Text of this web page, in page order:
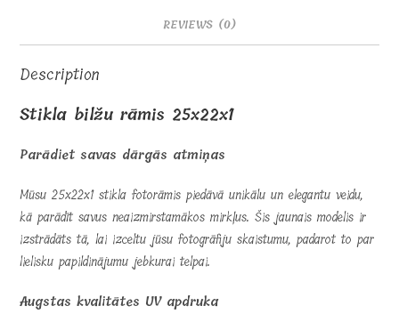
REVIEWS (0)
Description
Stikla bilžu rāmis 25x22x1
Parādiet savas dārgās atmiņas
Mūsu 25x22x1 stikla fotorāmis piedāvā unikālu un elegantu veidu,
kā parādīt savus neaizmirstamākos mirkļus. Šis jaunais modelis ir
izstrādāts tā, lai izceltu jūsu fotogrāfiju skaistumu, padarot to par
lielisku papildinājumu jebkurai telpai.
Augstas kvalitātes UV apdruka